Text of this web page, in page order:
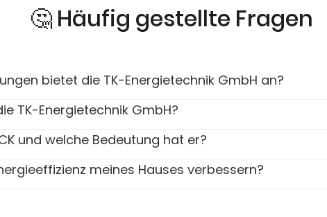
🤔 Häufig gestellte Fragen
bietet die TK-Energietechnik GmbH an?
TK-Energietechnik GmbH?
und welche Bedeutung hat er?
meines Hauses verbessern?